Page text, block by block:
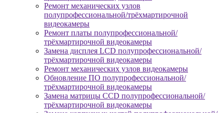
Ремонт механических узлов
полупрофессиональной/трёхмартирочной
видеокамеры
Ремонт платы полупрофессиональной/
трёхмартирочной видеокамеры
Замена дисплея LCD полупрофессиональной/
трёхмартирочной видеокамеры
Ремонт механических узлов видеокамеры
Обновление ПО полупрофессиональной/
трёхмартирочной видеокамеры
Замена матрицы CCD полупрофессиональной/
трёхмартирочной видеокамеры